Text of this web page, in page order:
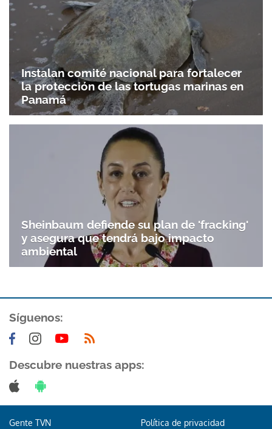
Instalan comité nacional para fortalecer
la protección de las tortugas marinas en
Panamá
Sheinbaum defiende su plan de 'fracking'
y asegura que tendrá bajo impacto
ambiental
Síguenos:
Descubre nuestras apps:
Gente TVN Política de privacidad